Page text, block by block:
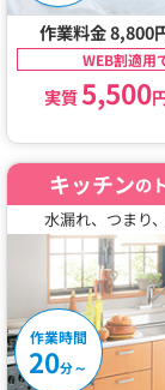
作業料金 8,800
WEB割適用
実質5,500
キッチンの
水漏れ、つまり
作業時間
20分～